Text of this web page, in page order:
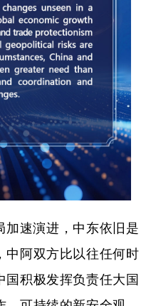
速演进，中东依旧是
中阿双方比以往任何时
积极发挥负责任大国